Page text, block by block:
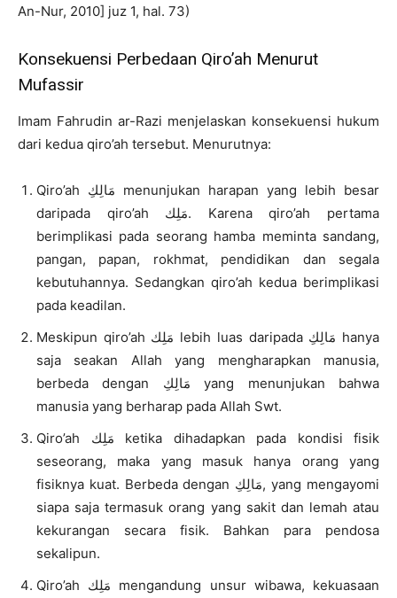
An-Nur, 2010] juz 1, hal. 73)
Konsekuensi Perbedaan Qiro’ah Menurut
Mufassir
Imam Fahrudin ar-Razi menjelaskan konsekuensi hukum
dari kedua qiro’ah tersebut. Menurutnya:
Qiro’ah مَالِكِ menunjukan harapan yang lebih besar
daripada qiro’ah مَلِك. Karena qiro’ah pertama
berimplikasi pada seorang hamba meminta sandang,
pangan, papan, rokhmat, pendidikan dan segala
kebutuhannya. Sedangkan qiro’ah kedua berimplikasi
pada keadilan.
Meskipun qiro’ah مَلِك lebih luas daripada مَالِكِ hanya
saja seakan Allah yang mengharapkan manusia,
berbeda dengan مَالِكِ yang menunjukan bahwa
manusia yang berharap pada Allah Swt.
Qiro’ah مَلِك ketika dihadapkan pada kondisi fisik
seseorang, maka yang masuk hanya orang yang
fisiknya kuat. Berbeda dengan مَالِكِ, yang mengayomi
siapa saja termasuk orang yang sakit dan lemah atau
kekurangan secara fisik. Bahkan para pendosa
sekalipun.
Qiro’ah مَلِك mengandung unsur wibawa, kekuasaan